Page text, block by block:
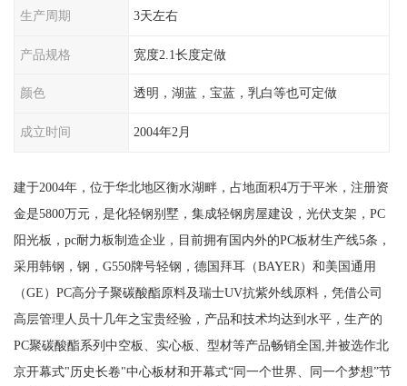
生产周期 3天左右
产品规格 宽度2.1长度定做
颜色 透明，湖蓝，宝蓝，乳白等也可定做
成立时间 2004年2月
建于2004年，位于华北地区衡水湖畔，占地面积4万于平米，注册资
金是5800万元，是化轻钢别墅，集成轻钢房屋建设，光伏支架，PC
阳光板，pc耐力板制造企业，目前拥有国内外的PC板材生产线5条，
采用韩钢，钢，G550牌号轻钢，德国拜耳（BAYER）和美国通用
（GE）PC高分子聚碳酸酯原料及瑞士UV抗紫外线原料，凭借公司
高层管理人员十几年之宝贵经验，产品和技术均达到水平，生产的
PC聚碳酸酯系列中空板、实心板、型材等产品畅销全国,并被选作北
京开幕式"历史长卷"中心板材和开幕式“同一个世界、同一个梦想”节